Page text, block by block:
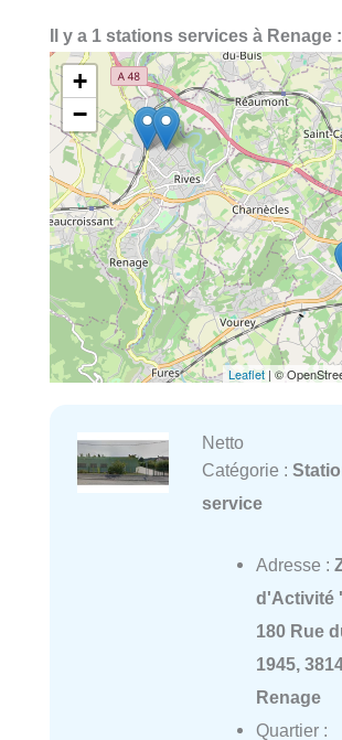
Il y a 1 stations services à Renage :
+
−
Leaflet | ©
Netto
Catégorie :
service
Adresse :
d'Activité
180 Rue
1945,
Renage
Quartier :